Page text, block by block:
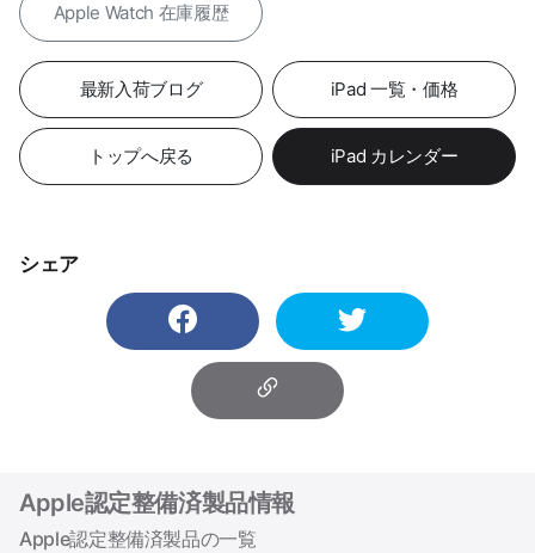
Apple Watch 在庫履歴
最新入荷ブログ iPad 一覧・価格
トップへ戻る iPad カレンダー
シェア
Apple認定整備済製品情報
Apple認定整備済製品の一覧